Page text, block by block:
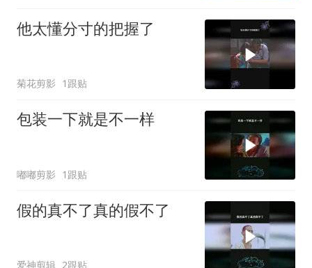
他太懂分寸的把握了
菊花剪影 1跟贴
包装一下就是不一样
嘟嘟剪影 1跟贴
假的真不了真的假不了
爱神剪辑 2跟贴